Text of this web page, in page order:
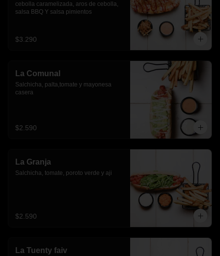
cebolla caramelizada, aros de cebolla,
salsa BBQ Y salsa pimientos
$3.290
La Comunal
Salchicha, palta,tomate y mayonesa
casera
$2.590
La Granja
Salchicha, tomate, poroto verde y aji
$2.590
La Tuenty faiv